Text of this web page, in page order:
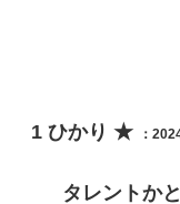
1 ひかり ★ ：
タレントか